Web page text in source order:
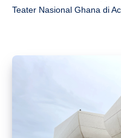
Teater Nasional Ghana di